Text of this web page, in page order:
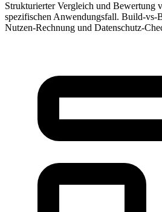
Strukturierter Vergleich und Bewertung
spezifischen Anwendungsfall. Build-vs-
Nutzen-Rechnung und Datenschutz-